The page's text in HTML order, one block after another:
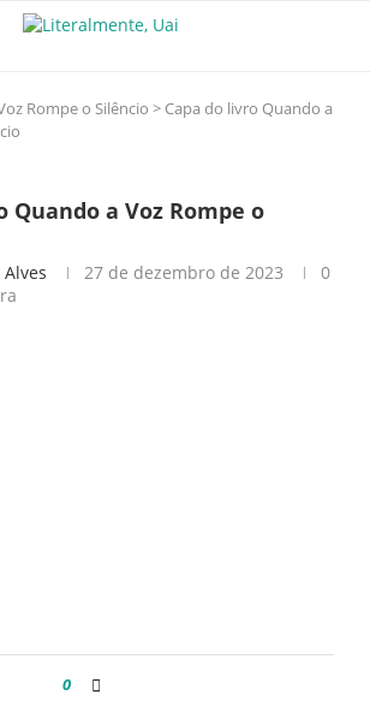
Rompe o Silêncio > Capa do livro Quando a
Quando a Voz Rompe o
Alves 27 de dezembro de 2023
0
0